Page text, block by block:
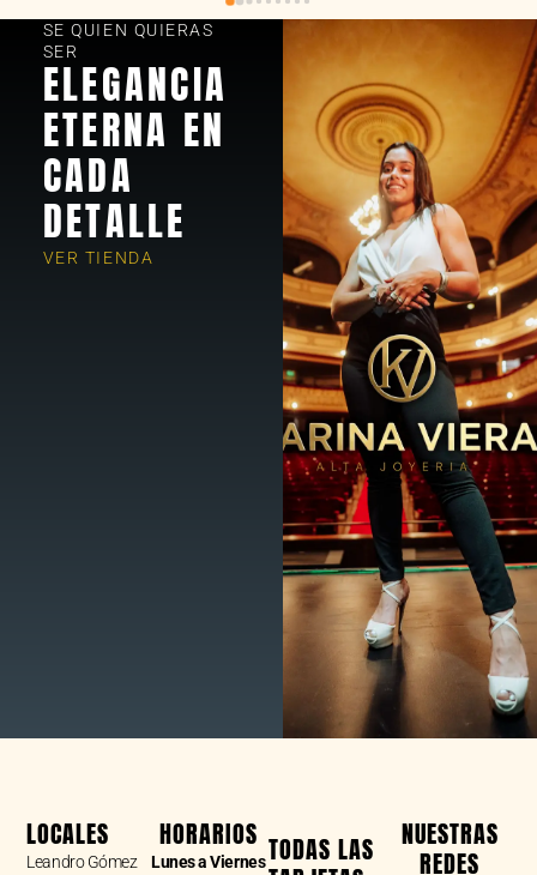
SE QUIEN QUIERAS
SER
ELEGANCIA
ETERNA EN
CADA
DETALLE
VER TIENDA
LOCALES
Leandro Gómez
HORARIOS
Lunes a ViernesTODAS LAS
NUESTRAS
REDES